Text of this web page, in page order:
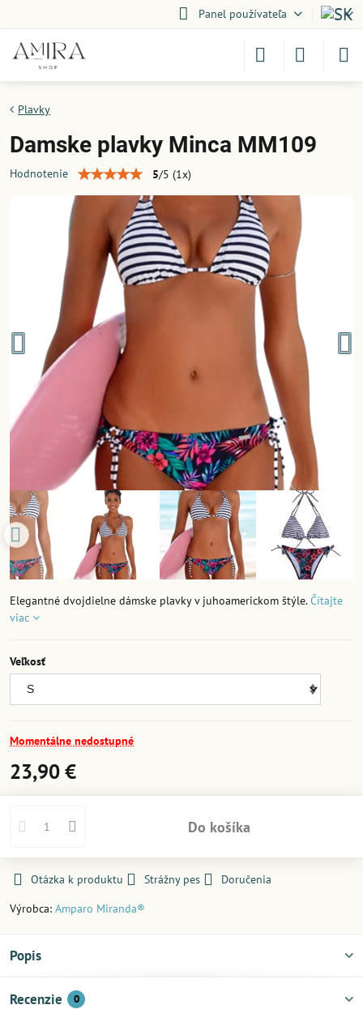
Panel používateľa
Plavky
Damske plavky Minca MM109
Hodnotenie 5/5 (1x)
Elegantné dvojdielne dámske plavky v juhoamerickom štýle.Čítajte
viac
Veľkosť
Momentálne nedostupné
23,90 €
Do košíka
Otázka k produktu Strážny pes
Doručenia
Výrobca: Amparo Miranda®
Popis
Recenzie 0